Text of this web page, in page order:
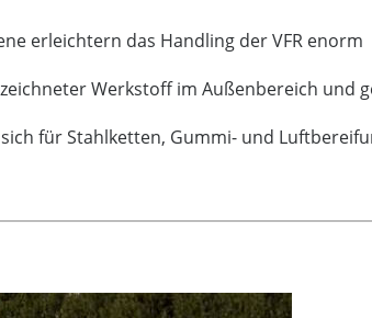
erleichtern das Handling der VFR enorm
Werkstoff im Außenbereich und
für Stahlketten, Gummi- und